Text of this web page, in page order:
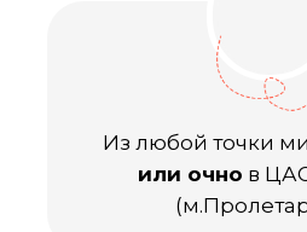
Из любой точки
или очно в